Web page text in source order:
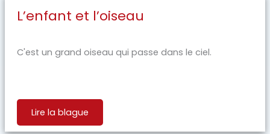
L’enfant et l’oiseau
C'est un grand oiseau qui passe dans le ciel.
Lire la blague